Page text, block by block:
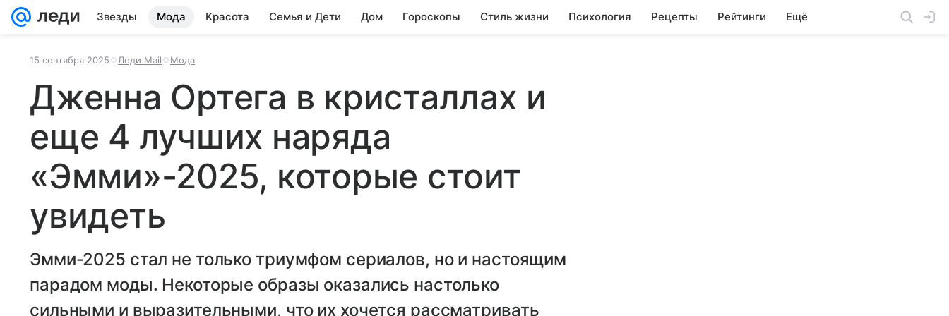
Звезды Мода Красота Семья и Дети Дом Гороскопы Стиль жизни Психология Рецепты Рейтинги Ещё
15 сентября 2025 Леди Mail Мода
Дженна Ортега в кристаллах и
еще 4 лучших наряда
«Эмми»-2025, которые стоит
увидеть
Эмми-2025 стал не только триумфом сериалов, но и настоящим
парадом моды. Некоторые образы оказались настолько
сильными и выразительными, что их хочется рассматривать